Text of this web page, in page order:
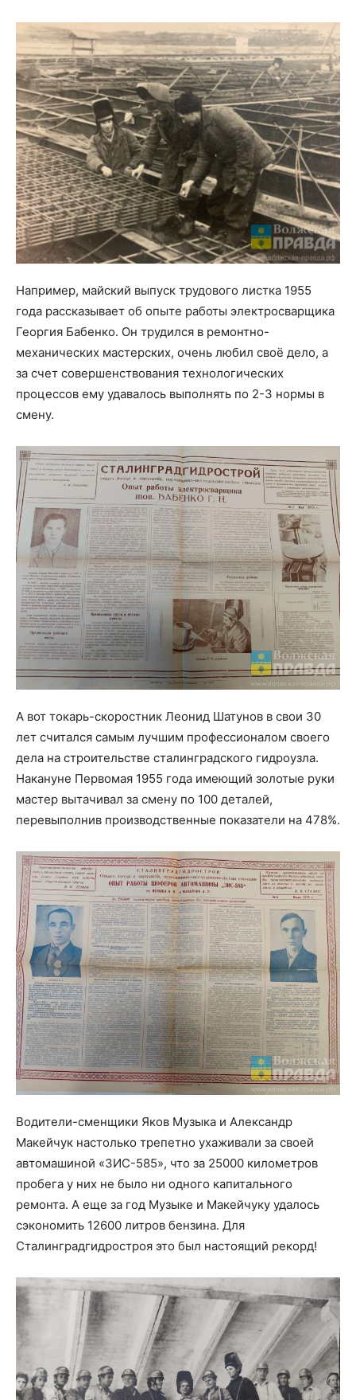
Например, майский выпуск трудового листка 1955
года рассказывает об опыте работы электросварщика
Георгия Бабенко. Он трудился в ремонтно-
механических мастерских, очень любил своё дело, а
за счет совершенствования технологических
процессов ему удавалось выполнять по 2-3 нормы в
смену.
А вот токарь-скоростник Леонид Шатунов в свои 30
лет считался самым лучшим профессионалом своего
дела на строительстве сталинградского гидроузла.
Накануне Первомая 1955 года имеющий золотые руки
мастер вытачивал за смену по 100 деталей,
перевыполнив производственные показатели на 478%.
Водители-сменщики Яков Музыка и Александр
Макейчук настолько трепетно ухаживали за своей
автомашиной «ЗИС-585», что за 25000 километров
пробега у них не было ни одного капитального
ремонта. А еще за год Музыке и Макейчуку удалось
сэкономить 12600 литров бензина. Для
Сталинградгидростроя это был настоящий рекорд!